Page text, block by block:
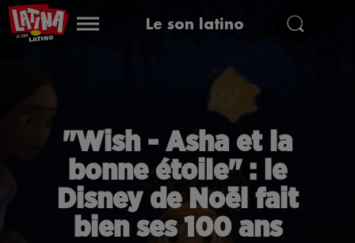
Le son latino
"Wish - Asha et la
bonne étoile" : le
Disney de Noël fait
bien ses 100 ans